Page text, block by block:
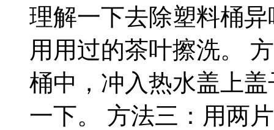
理解一下去除塑料桶
用用过的茶叶擦洗。
桶中，冲入热水盖上
一下。 方法三：用两